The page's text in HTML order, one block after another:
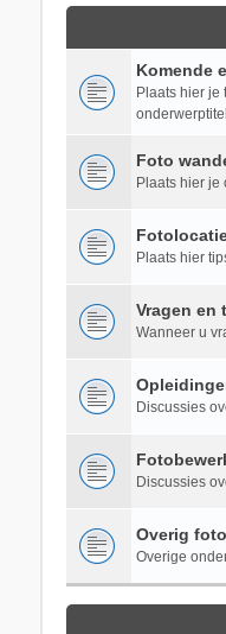
Komende
Plaats hier je
Foto
Plaats hier
Plaats hier
Vragen en
Wanneer u
Discussies
Discussies
Overig
Overige